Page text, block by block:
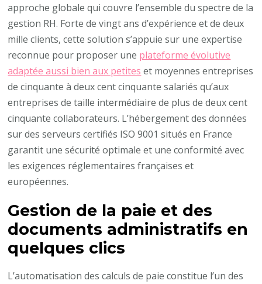
approche globale qui couvre l’ensemble du spectre de la
gestion RH. Forte de vingt ans d’expérience et de deux
mille clients, cette solution s’appuie sur une expertise
reconnue pour proposer une plateforme évolutive
adaptée aussi bien aux petites et moyennes entreprises
de cinquante à deux cent cinquante salariés qu’aux
entreprises de taille intermédiaire de plus de deux cent
cinquante collaborateurs. L’hébergement des données
sur des serveurs certifiés ISO 9001 situés en France
garantit une sécurité optimale et une conformité avec
les exigences réglementaires françaises et
européennes.
Gestion de la paie et des
documents administratifs en
quelques clics
L’automatisation des calculs de paie constitue l’un des